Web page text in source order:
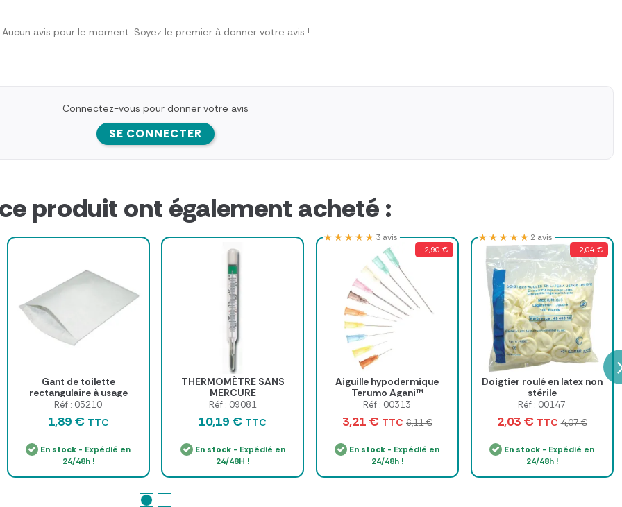
Aucun avis pour le moment. Soyez le premier à donner votre avis !
Connectez-vous pour donner votre avis
SE CONNECTER
produit ont également acheté :
Gant de toilette
rectangulaire à usage
unique
Réf : 05210
1,89 € TTC
En stock - Expédié en
24/48h !
THERMOMÈTRE SANS
MERCURE
Réf : 09081
10,19 € TTC
En stock- Expédié en
24/48H !
-2,90 €
Aiguille hypodermique
Terumo Agani™
Réf : 00313
★★★★★
★★★★★ 3 avis
3,21 € TTC 6,11 €
En stock - Expédié en
24/48h !
-2,04 €
Doigtier roulé en latex non
stérile
Réf : 00147
★★★★★
★★★★★ 2 avis
2,03 € TTC 4,07 €
En stock - Expédié en
24/48h !